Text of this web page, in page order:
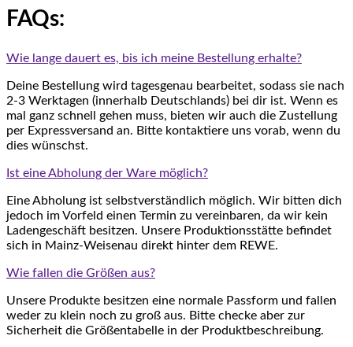
FAQs:
Wie lange dauert es, bis ich meine Bestellung erhalte?
Deine Bestellung wird tagesgenau bearbeitet, sodass sie nach
2-3 Werktagen (innerhalb Deutschlands) bei dir ist. Wenn es
mal ganz schnell gehen muss, bieten wir auch die Zustellung
per Expressversand an. Bitte kontaktiere uns vorab, wenn du
dies wünschst.
Ist eine Abholung der Ware möglich?
Eine Abholung ist selbstverständlich möglich. Wir bitten dich
jedoch im Vorfeld einen Termin zu vereinbaren, da wir kein
Ladengeschäft besitzen. Unsere Produktionsstätte befindet
sich in Mainz-Weisenau direkt hinter dem REWE.
Wie fallen die Größen aus?
Unsere Produkte besitzen eine normale Passform und fallen
weder zu klein noch zu groß aus. Bitte checke aber zur
Sicherheit die Größentabelle in der Produktbeschreibung.